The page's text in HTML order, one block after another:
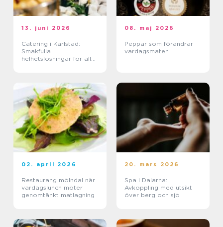
13. juni 2026
Catering i Karlstad:
Smakfulla
helhetslösningar för alla
08. maj 2026
Peppar som förändrar
vardagsmaten
02. april 2026
Restaurang mölndal när
vardagslunch möter
genomtänkt matlagning
20. mars 2026
Spa i Dalarna:
Avkoppling med utsikt
över berg och sjö